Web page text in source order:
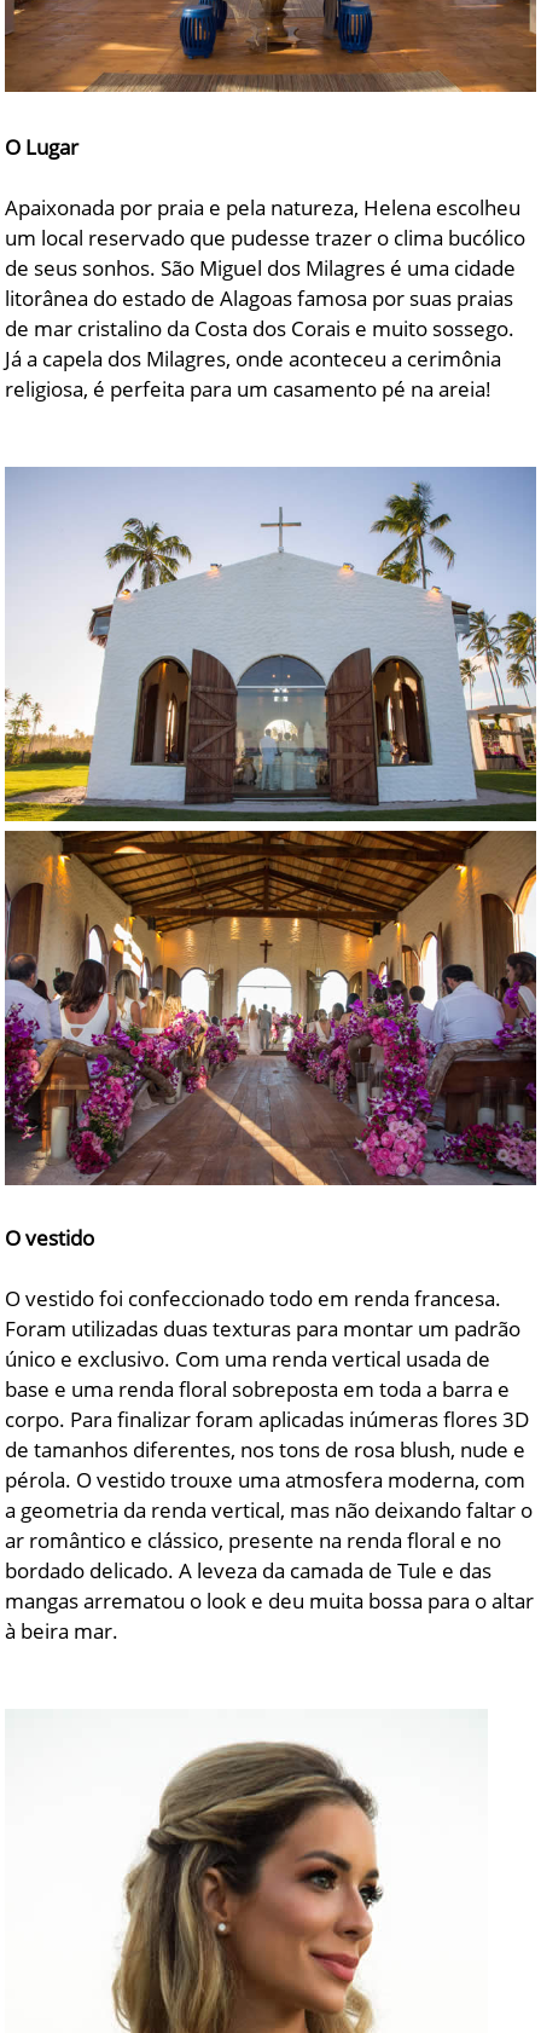
O Lugar
Apaixonada por praia e pela natureza, Helena escolheu
um local reservado que pudesse trazer o clima bucólico
de seus sonhos. São Miguel dos Milagres é uma cidade
litorânea do estado de Alagoas famosa por suas praias
de mar cristalino da Costa dos Corais e muito sossego.
Já a capela dos Milagres, onde aconteceu a cerimônia
religiosa, é perfeita para um casamento pé na areia!
O vestido
O vestido foi confeccionado todo em renda francesa.
Foram utilizadas duas texturas para montar um padrão
único e exclusivo. Com uma renda vertical usada de
base e uma renda floral sobreposta em toda a barra e
corpo. Para finalizar foram aplicadas inúmeras flores 3D
de tamanhos diferentes, nos tons de rosa blush, nude e
pérola. O vestido trouxe uma atmosfera moderna, com
a geometria da renda vertical, mas não deixando faltar o
ar romântico e clássico, presente na renda floral e no
bordado delicado. A leveza da camada de Tule e das
mangas arrematou o look e deu muita bossa para o altar
à beira mar.